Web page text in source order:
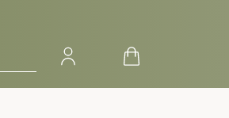
Přihlášení Nákupní